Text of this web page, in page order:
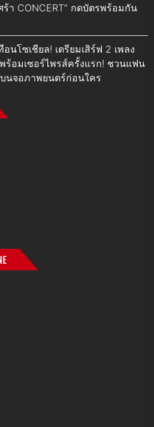
า CONCERT” กดบัตรพร้อมกัน
อนโซเชียล! เตรียมเสิร์ฟ 2 เพลง
ร้อมเซอร์ไพรส์ครั้งแรก! ชวนแฟน
บนจอภาพยนตร์ก่อนใคร